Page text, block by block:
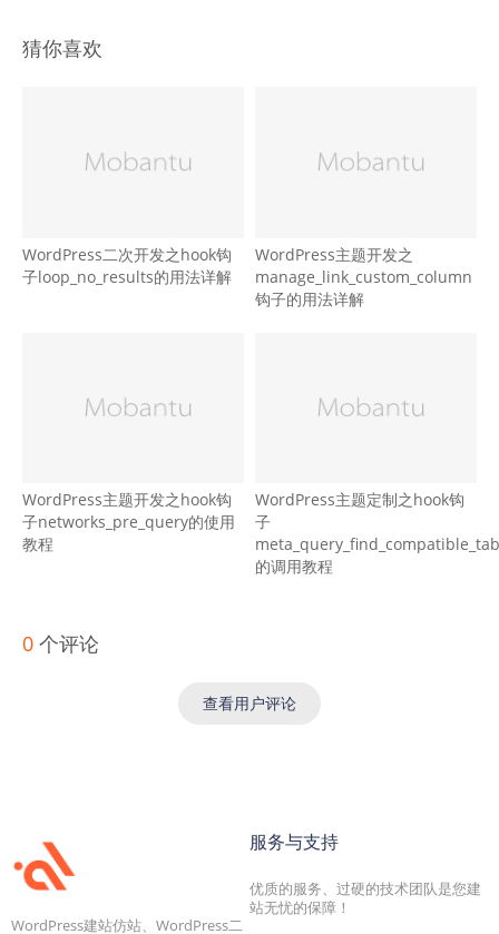
猜你喜欢
WordPress二次开发之hook钩
子loop_no_results的用法详解
WordPress主题开发之
manage_link_custom_column
钩子的用法详解
WordPress主题开发之hook钩
子networks_pre_query的使用
教程
WordPress主题定制之hook钩
子
的调用教程
0 个评论
查看用户评论
WordPress建站仿站、WordPress二
服务与支持
优质的服务、过硬的技术团队是您建
站无忧的保障！